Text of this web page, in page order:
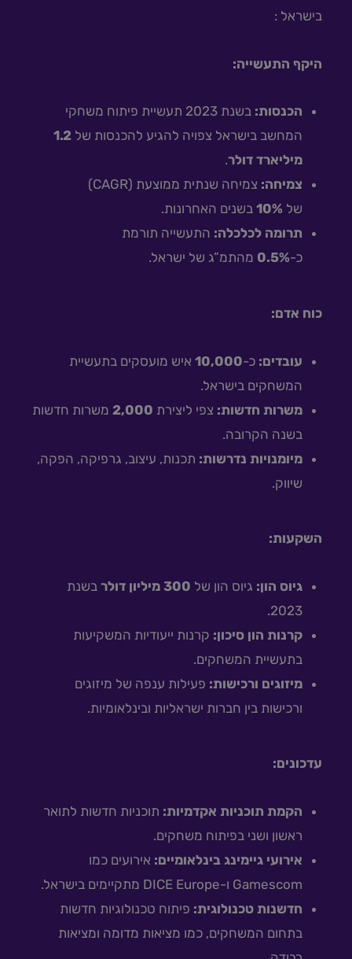
בישראל :
היקף התעשייה:
הכנסות:
בשנת 2023 תעשיית פיתוח משחקי
המחשב בישראל צפויה להגיע להכנסות של1.2
מיליארד דולר.
צמיחה:
צמיחה שנתית ממוצעת (CAGR)
של 10% בשנים האחרונות.
תרומה לכלכלה: התעשייה תורמת
כ-0.5% מהתמ”ג של ישראל.
כוח אדם:
עובדים: כ-10,000 איש מועסקים בתעשיית
המשחקים בישראל.
משרות חדשות: צפי ליצירת 2,000 משרות חדשות
בשנה הקרובה.
מיומנויות נדרשות: תכנות, עיצוב, גרפיקה, הפקה,
שיווק.
השקעות:
גיוס הון: גיוס הון של 300 מיליון דולר
בשנת
2023.
קרנות הון סיכון: קרנות ייעודיות המשקיעות
בתעשיית המשחקים.
מיזוגים ורכישות: פעילות ענפה של מיזוגים
ורכישות בין חברות ישראליות ובינלאומיות.
עדכונים:
הקמת תוכניות אקדמיות: תוכניות חדשות לתואר
ראשון ושני בפיתוח משחקים.
אירועי גיימינג בינלאומיים: אירועים כמו
Gamescom ו-DICE Europe מתקיימים בישראל.
חדשנות טכנולוגית: פיתוח טכנולוגיות חדשות
בתחום המשחקים, כמו מציאות מדומה ומציאות